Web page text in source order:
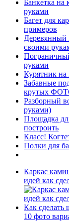
Банкетка
руками
Багет для
примеров
Деревянный
своими
руками
Курятник на
Забавные
крутых
Разборный
руками)
Площадка
построить
Класс!
Полки для
Каркас
идей как
Как сделать
10 фото